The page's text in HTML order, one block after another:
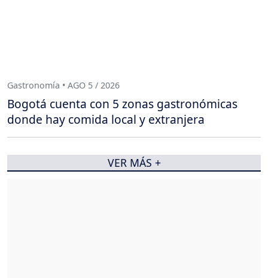
Gastronomía • AGO 5 / 2026
Bogotá cuenta con 5 zonas gastronómicas
donde hay comida local y extranjera
VER MÁS +